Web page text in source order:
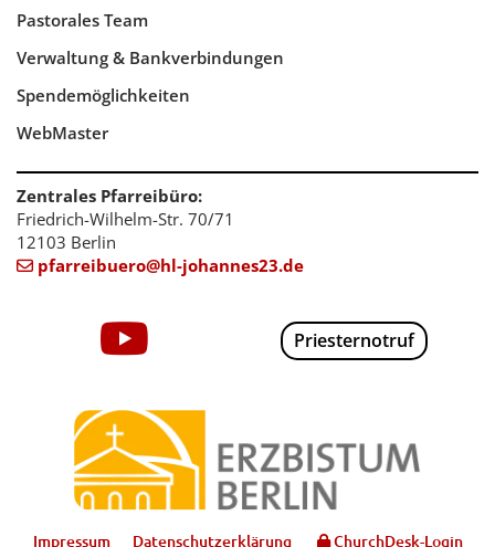
Pastorales Team
Verwaltung & Bankverbindungen
Spendemöglichkeiten
WebMaster
Zentrales Pfarreibüro:
Friedrich-Wilhelm-Str. 70/71
12103 Berlin
 pfarreibuero@hl-johannes23.de
Priesternotruf
Impressum Datenschutzerklärung ChurchDesk-Login